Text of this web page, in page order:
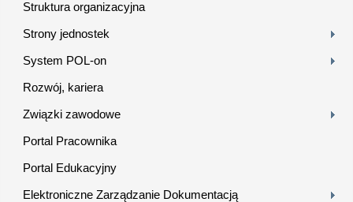
Struktura organizacyjna
Strony jednostek
System POL-on
Rozwój, kariera
Związki zawodowe
Portal Pracownika
Portal Edukacyjny
Elektroniczne Zarządzanie Dokumentacją